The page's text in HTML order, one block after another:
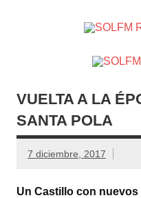
Crevillente, Radio
VUELTA A LA
SANTA POLA
7 diciembre, 2017
Un Castillo con nuevos